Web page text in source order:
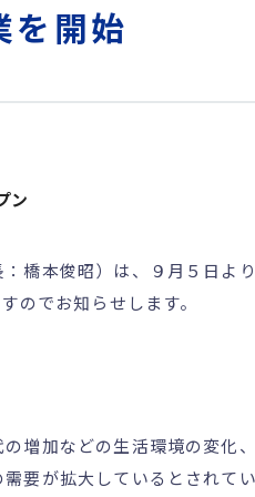
を開始
ン
橋本俊昭）は、９月５日よ
のでお知らせします。
増加などの生活環境の変化
要が拡大しているとされて